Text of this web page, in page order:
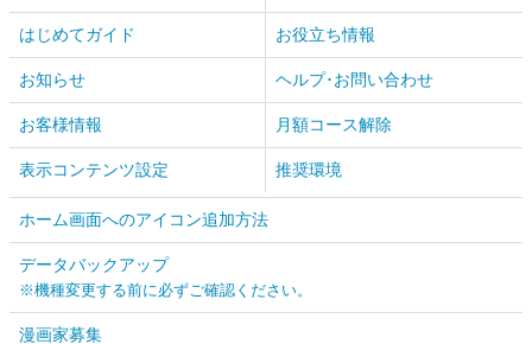
はじめてガイド お役立ち情報
お知らせ ヘルプ･お問い合わせ
お客様情報 月額コース解除
表示コンテンツ設定 推奨環境
ホーム画面へのアイコン追加方法
データバックアップ
※機種変更する前に必ずご確認ください。
漫画家募集